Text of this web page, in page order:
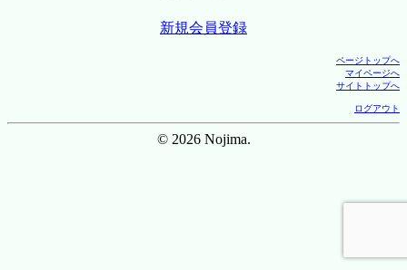
新規会員登録
ページトップへ
マイページへ
サイトトップへ
ログアウト
© 2026 Nojima.